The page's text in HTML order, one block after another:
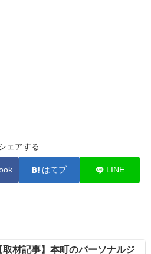
ェアする
はてブ LINE
取材記事】本町のパーソナルジ